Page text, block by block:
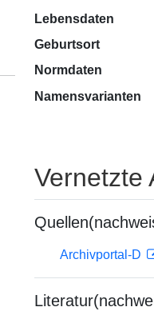
Lebensdaten
Geburtsort
Normdaten
Namensvarianten
Vernetzte
Archivportal-D